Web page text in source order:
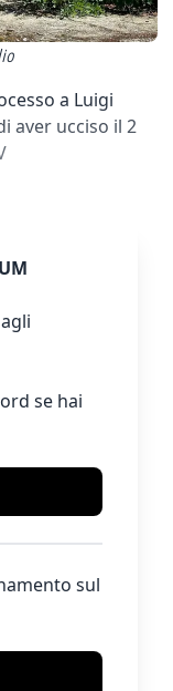
a Luigi
aver ucciso il 2
se hai
sul